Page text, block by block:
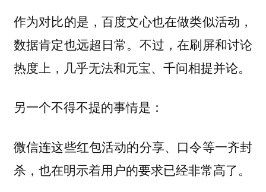
作为对比的是，百度文心也在做类似活动，
数据肯定也远超日常。不过，在刷屏和讨论
热度上，几乎无法和元宝、千问相提并论。
另一个不得不提的事情是：
微信连这些红包活动的分享、口令等一齐封
杀，也在明示着用户的要求已经非常高了。